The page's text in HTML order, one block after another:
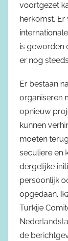
voortgezet
herkomst.
is geworden
er nog
Er bestaan
organiseren
opnieuw
kunnen
moeten
seculiere en
dergelijke
persoonlijk
opgedaan.
Turkije
de